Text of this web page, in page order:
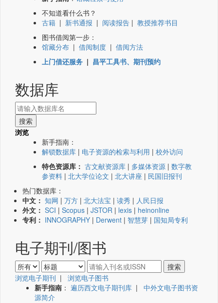
不知道看什么书？
古籍 | 新书通报 | 阅读报告 | 教授推荐书目
图书借阅第一步：
馆藏分布 | 借阅制度 | 借阅方法
上门借还服务 | 昌平工具书、期刊预约
数据库
浏览
新手指南：
解锁数据库 | 电子资源的检索与利用 | 校外访问
特色资源库： 古文献资源库 | 多媒体资源 | 数字教
参资料 | 北大学位论文 | 北大讲座 | 民国旧报刊
热门数据库：
中文： 知网 | 万方 | 北大法宝 | 读秀 | 人民日报
外文： SCI | Scopus | JSTOR | lexis | heinonline
专利： INNOGRAPHY | Derwent | 智慧芽 | 国知局专利
电子期刊/图书
浏览电子期刊 | 浏览电子图书
新手指南 ： 遍历西文电子期刊库 | 中外文电子图书资
源简介